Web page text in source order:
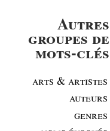
Autres
groupes de
mots-clés
arts & artistes
auteurs
genres